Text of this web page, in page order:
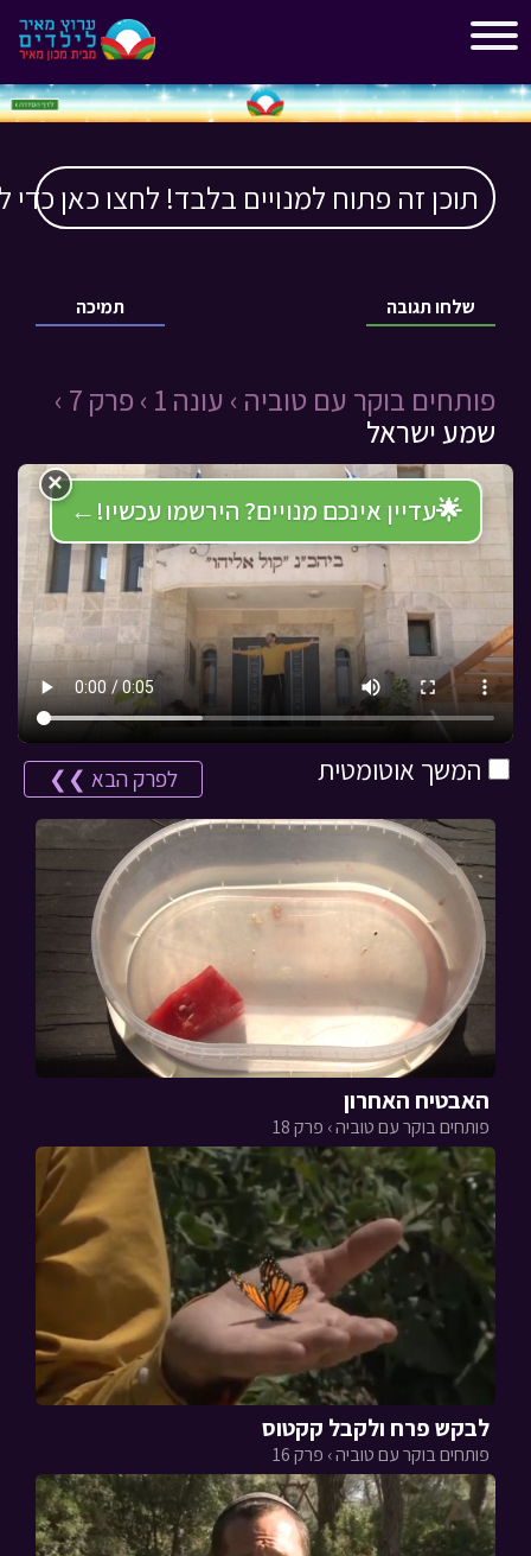
תוכן זה פתוח למנויים בלבד! לחצו כאן כדי
תמיכה שלחו תגובה
פותחים בוקר עם טוביה › עונה 1 ›
פרק 7 ›
שמע ישראל
🌟עדיין אינכם מנויים? הירשמו עכשיו! ←
×
המשך אוטומטית לפרק הבא ❯❯
האבטיח האחרון
פותחים בוקר עם טוביה › פרק 18
לבקש פרח ולקבל קקטוס
פותחים בוקר עם טוביה › פרק 16